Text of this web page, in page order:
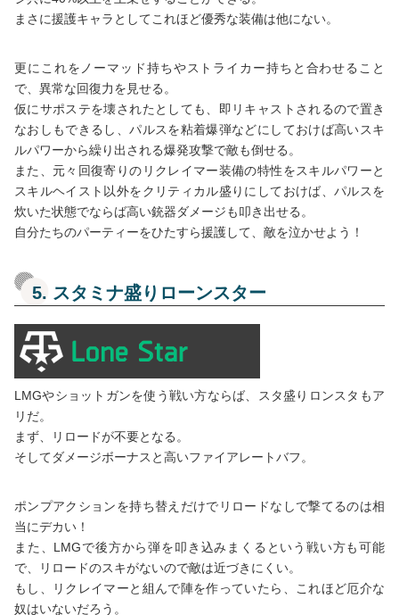
まさに援護キャラとしてこれほど優秀な装備は他にない。
更にこれをノーマッド持ちやストライカー持ちと合わせること
で、異常な回復力を見せる。
仮にサポステを壊されたとしても、即リキャストされるので置き
なおしもできるし、パルスを粘着爆弾などにしておけば高いスキ
ルパワーから繰り出される爆発攻撃で敵も倒せる。
また、元々回復寄りのリクレイマー装備の特性をスキルパワーと
スキルヘイスト以外をクリティカル盛りにしておけば、パルスを
炊いた状態でならば高い銃器ダメージも叩き出せる。
自分たちのパーティーをひたすら援護して、敵を泣かせよう！
5. スタミナ盛りローンスター
LMGやショットガンを使う戦い方ならば、スタ盛りロンスタもア
リだ。
まず、リロードが不要となる。
そしてダメージボーナスと高いファイアレートバフ。
ポンプアクションを持ち替えだけでリロードなしで撃てるのは相
当にデカい！
また、LMGで後方から弾を叩き込みまくるという戦い方も可能
で、リロードのスキがないので敵は近づきにくい。
もし、リクレイマーと組んで陣を作っていたら、これほど厄介な
奴はいないだろう。